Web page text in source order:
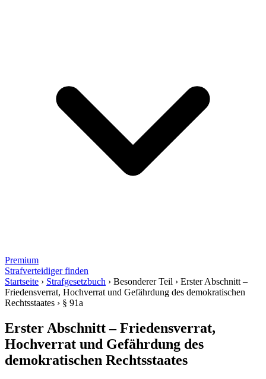
Premium
Strafverteidiger finden
Startseite › Strafgesetzbuch › Besonderer Teil › Erster Abschnitt –
Friedensverrat, Hochverrat und Gefährdung des demokratischen
Rechtsstaates › § 91a
Erster Abschnitt – Friedensverrat,
Hochverrat und Gefährdung des
demokratischen Rechtsstaates